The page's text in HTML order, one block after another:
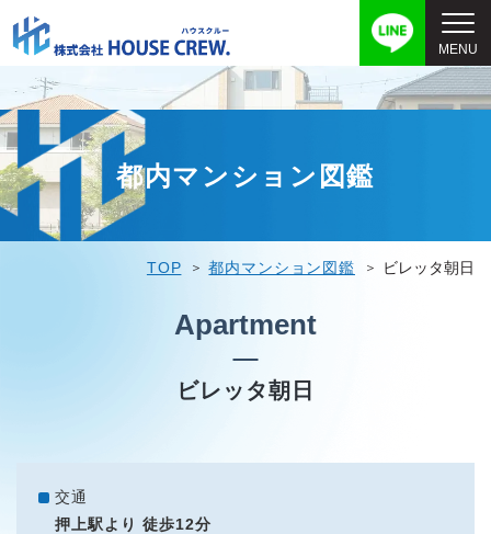
都内マンション図鑑
TOP 都内マンション図鑑 ビレッタ朝日
Apartment
ビレッタ朝日
交通
押上駅より 徒歩12分